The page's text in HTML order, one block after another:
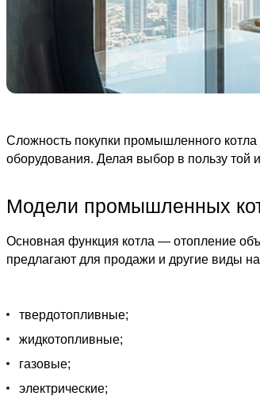
Сложность покупки промышленного
оборудования. Делая выбор в пользу той
Модели промышленных
Основная функция котла — отопление
предлагают для продажи и другие виды
твердотопливные;
жидкотопливные;
газовые;
электрические;